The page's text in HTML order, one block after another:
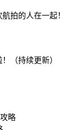
拍的人在一起！
（持续更新）
略